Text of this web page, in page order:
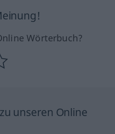
Wörterbuch?
unseren Online